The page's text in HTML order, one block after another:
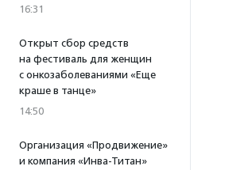
16:31
Открыт сбор средств
на фестиваль для женщин
с онкозаболеваниями «Еще
краше в танце»
14:50
Организация «Продвижение»
и компания «Инва-Титан»